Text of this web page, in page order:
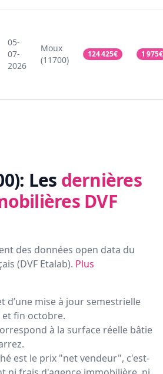
05-
07-
2026
Moux
(11700)
124 425€ 1 975€
Les dernières
DVF
des données open data du
(DVF Etalab). Plus
d’une mise à jour semestrielle
et fin octobre.
à la surface réelle bâtie
est le prix "net vendeur", c'est-